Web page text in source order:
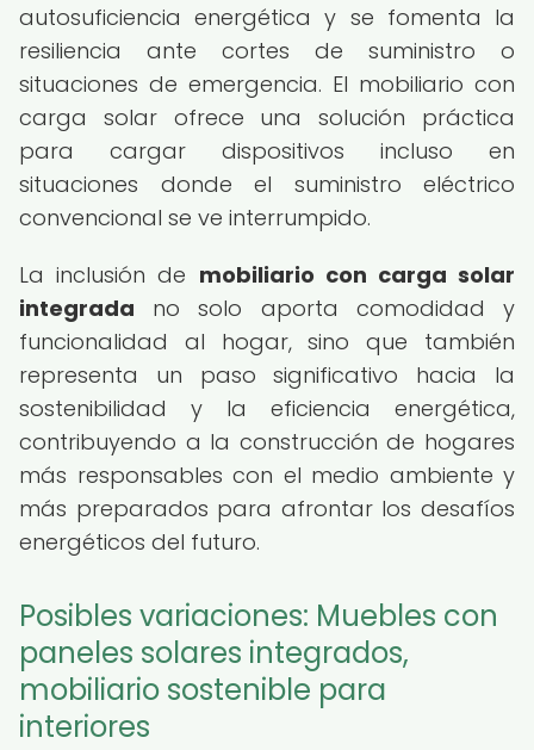
autosuficiencia energética y se fomenta la
resiliencia ante cortes de suministro o
situaciones de emergencia. El mobiliario con
carga solar ofrece una solución práctica
para cargar dispositivos incluso en
situaciones donde el suministro eléctrico
convencional se ve interrumpido.
La inclusión de mobiliario con carga solar
integrada no solo aporta comodidad y
funcionalidad al hogar, sino que también
representa un paso significativo hacia la
sostenibilidad y la eficiencia energética,
contribuyendo a la construcción de hogares
más responsables con el medio ambiente y
más preparados para afrontar los desafíos
energéticos del futuro.
Posibles variaciones: Muebles con
paneles solares integrados,
mobiliario sostenible para
interiores